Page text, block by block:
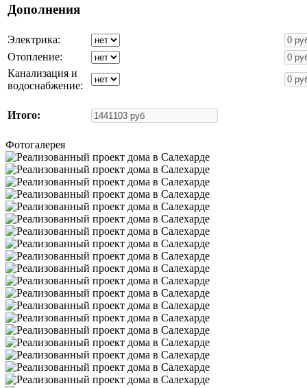
Дополнения
Электрика:
Отопление:
Канализация и
водоснабжение:
Итого:
Фотогалерея